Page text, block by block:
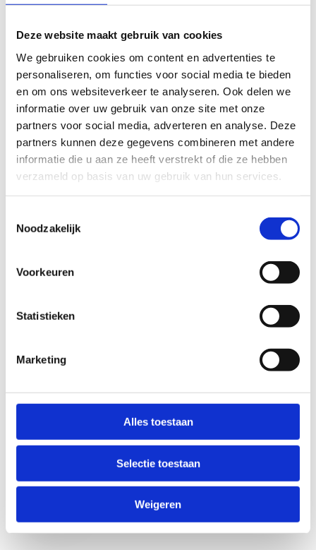
Deze website maakt gebruik van cookies
We gebruiken cookies om content en advertenties te
personaliseren, om functies voor social media te bieden
en om ons websiteverkeer te analyseren. Ook delen we
informatie over uw gebruik van onze site met onze
partners voor social media, adverteren en analyse. Deze
partners kunnen deze gegevens combineren met andere
informatie die u aan ze heeft verstrekt of die ze hebben
verzameld op basis van uw gebruik van hun services.
Noodzakelijk
Voorkeuren
Statistieken
Marketing
Alles toestaan
Selectie toestaan
Weigeren
Geef aan tot welk domein jouw vraag behoort
KIES EEN DOMEIN
Jouw vraag
Anti-Robot Verification
Click to start verification
Verzend